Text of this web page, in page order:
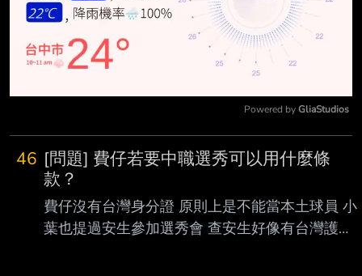
Powered by GliaStudios
46 [問題] 費仔若要中職選秀可以用什麼條
款？
費仔沒有台灣身分證 原則上是不能當本土球員 小
葉也提過安生參加選秀會 查安生好像有台灣護照